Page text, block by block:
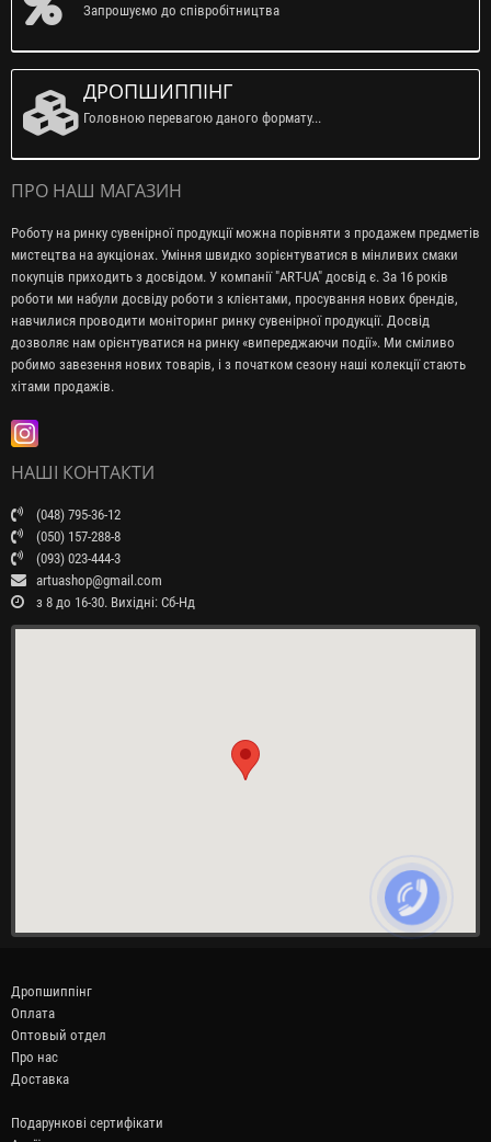
Запрошуємо до співробітництва
ДРОПШИППІНГ
Головною перевагою даного формату...
ПРО НАШ МАГАЗИН
Роботу на ринку сувенірної продукції можна порівняти з продажем предметів
мистецтва на аукціонах. Уміння швидко зорієнтуватися в мінливих смаки
покупців приходить з досвідом. У компанії "ART-UA" досвід є. За 16 років
роботи ми набули досвіду роботи з клієнтами, просування нових брендів,
навчилися проводити моніторинг ринку сувенірної продукції. Досвід
дозволяє нам орієнтуватися на ринку «випереджаючи події». Ми сміливо
робимо завезення нових товарів, і з початком сезону наші колекції стають
хітами продажів.
НАШІ КОНТАКТИ
(048) 795-36-12
(050) 157-288-8
(093) 023-444-3
artuashop@gmail.com
з 8 до 16-30. Вихідні: Сб-Нд
Дропшиппінг
Оплата
Оптовый отдел
Про нас
Доставка
Подарункові сертифікати